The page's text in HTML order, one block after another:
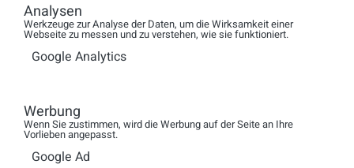
Kontakt:
Tel. +44 (0) 208 018 8347
wing-kin.tsoi@aspect.com
Analysen
Werkzeuge zur Analyse der Daten, um die Wirksamkeit einer
Webseite zu messen und zu verstehen, wie sie funktioniert.
Google Analytics
Werbung
Wenn Sie zustimmen, wird die Werbung auf der Seite an Ihre
Vorlieben angepasst.
Google Ad